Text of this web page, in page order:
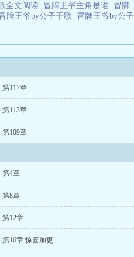
全文阅读 冒牌王爷主角是谁 冒牌
牌王爷by公子于歌 冒牌王爷by公子
第117章
第113章
第109章
第4章
第8章
第12章
第16章 惊喜加更